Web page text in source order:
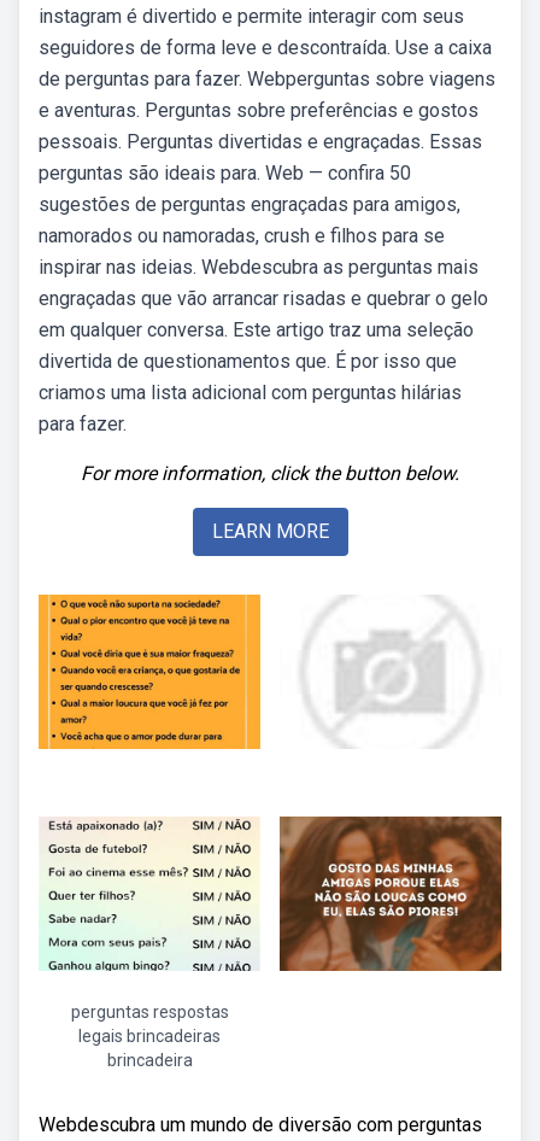
instagram é divertido e permite interagir com seus
seguidores de forma leve e descontraída. Use a caixa
de perguntas para fazer. Webperguntas sobre viagens
e aventuras. Perguntas sobre preferências e gostos
pessoais. Perguntas divertidas e engraçadas. Essas
perguntas são ideais para. Web — confira 50
sugestões de perguntas engraçadas para amigos,
namorados ou namoradas, crush e filhos para se
inspirar nas ideias. Webdescubra as perguntas mais
engraçadas que vão arrancar risadas e quebrar o gelo
em qualquer conversa. Este artigo traz uma seleção
divertida de questionamentos que. É por isso que
criamos uma lista adicional com perguntas hilárias
para fazer.
For more information, click the button below.
LEARN MORE
perguntas respostas
legais brincadeiras
brincadeira
Webdescubra um mundo de diversão com perguntas